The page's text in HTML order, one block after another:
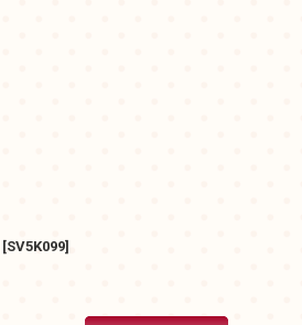
[SV5K099]